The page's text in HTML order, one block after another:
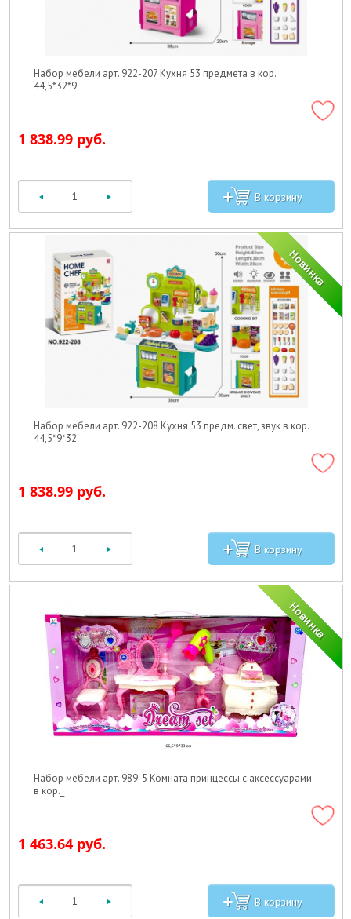
Набор мебели арт. 922-207 Кухня 53 предмета в кор.
44,5*32*9
1 838.99 руб.
Набор мебели арт. 922-208 Кухня 53 предм. свет, звук в кор.
44,5*9*32
1 838.99 руб.
Набор мебели арт. 989-5 Комната принцессы с аксессуарами
в кор._
1 463.64 руб.